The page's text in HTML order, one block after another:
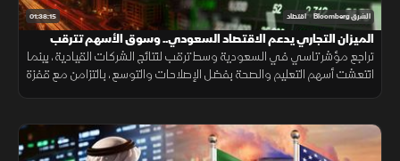
01:38:15 الشرق Bloomberg اقتصاد
الميزان التجاري يدعم الاقتصاد السعودي.. وسوق الأسهم تترقب
المحفزات
تراجع مؤشر تاسي في السعودية وسط ترقب لنتائج الشركات القيادية، بينما
انتعشت أسهم التعليم والصحة بفضل الإصلاحات والتوسع، بالتزامن مع قفزة